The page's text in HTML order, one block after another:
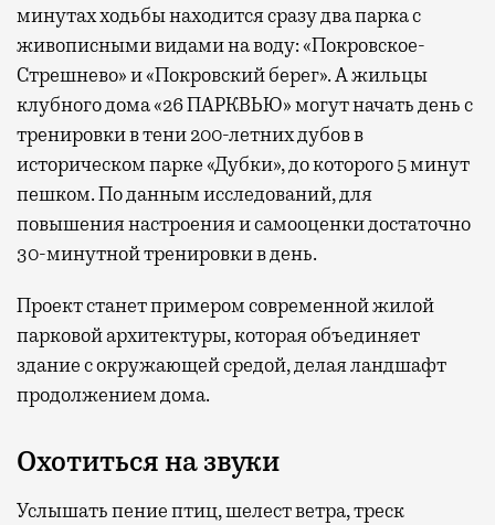
минутах ходьбы находится сразу два парка с
живописными видами на воду: «Покровское-
Стрешнево» и «Покровский берег». А жильцы
клубного дома «26 ПАРКВЬЮ» могут начать день с
тренировки в тени 200-летних дубов в
историческом парке «Дубки», до которого 5 минут
пешком. По данным исследований, для
повышения настроения и самооценки достаточно
30-минутной тренировки в день.
Проект станет примером современной жилой
парковой архитектуры, которая объединяет
здание с окружающей средой, делая ландшафт
продолжением дома.
Охотиться на звуки
Услышать пение птиц, шелест ветра, треск